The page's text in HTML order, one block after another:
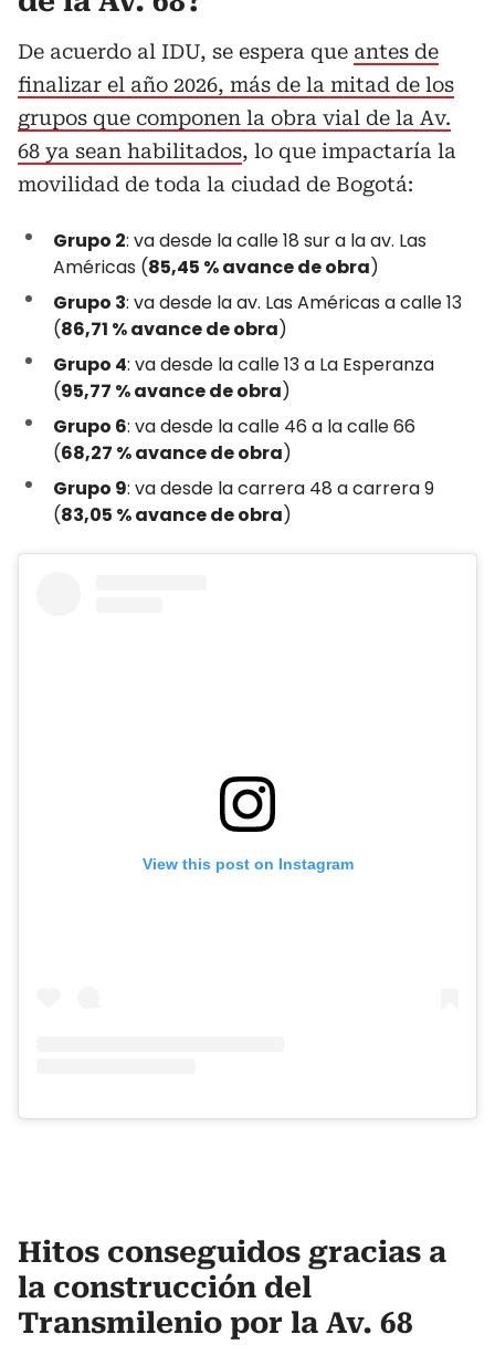
De acuerdo al IDU, se espera que antes de
finalizar el año 2026, más de la mitad de los
grupos que componen la obra vial de la Av.
68 ya sean habilitados, lo que impactaría la
movilidad de toda la ciudad de Bogotá:
Grupo 2: va desde la calle 18 sur a la av. Las
Américas (85,45 % avance de obra)
Grupo 3: va desde la av. Las Américas a calle 13
(86,71 % avance de obra)
Grupo 4: va desde la calle 13 a La Esperanza
(95,77 % avance de obra)
Grupo 6: va desde la calle 46 a la calle 66
(68,27 % avance de obra)
Grupo 9: va desde la carrera 48 a carrera 9
(83,05 % avance de obra)
View this post on Instagram
Hitos conseguidos gracias a
la construcción del
Transmilenio por la Av. 68